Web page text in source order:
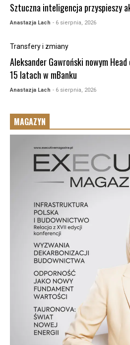
Sztuczna inteligencja przyspieszy
Anastazja Lach - 6 sierpnia, 2026
Transfery i zmiany
Aleksander Gawroński nowym
15 latach w mBanku
Anastazja Lach - 6 sierpnia, 2026
MAGAZYN